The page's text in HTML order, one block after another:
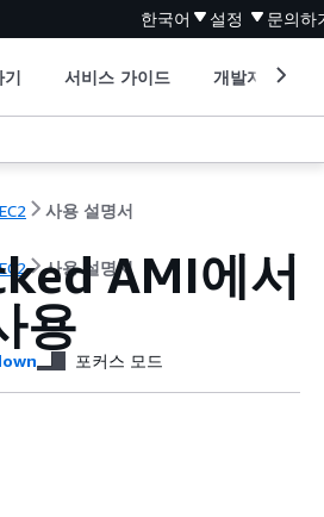
한국어 설정 문의하
기 서비스 가이드 개발자 도구
사용 설명서
사용 설명서AMI에서
용
포커스 모드